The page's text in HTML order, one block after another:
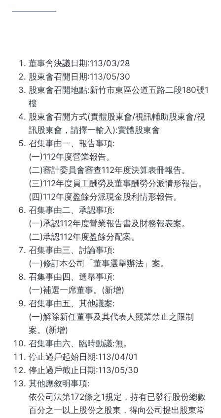
董事會決議日期:113/03/28
股東會召開日期:113/05/30
股東會召開地點:新竹市東區公道五路二段180號1
樓
股東會召開方式(實體股東會/視訊輔助股東會/視
訊股東會，請擇一輸入):實體股東會
召集事由一、報告事項:
(一)112年度營業報告。
(二)審計委員會審查112年度決算表冊報告。
(三)112年度員工酬勞及董事酬勞分派情形報告。
(四)112年度盈餘分派現金股利情形報告。
召集事由二、承認事項:
(一)承認112年度營業報告書及財務報表案。
(二)承認112年度盈餘分配案。
召集事由三、討論事項:
(一)修訂本公司「董事選舉辦法」案。
召集事由四、選舉事項:
(一)補選一席董事。(新增)
召集事由五、其他議案:
(一)解除新任董事及其代表人競業禁止之限制
案。(新增)
召集事由六、臨時動議:無。
停止過戶起始日期:113/04/01
停止過戶截止日期:113/05/30
其他應敘明事項:
依公司法第172條之1規定，持有已發行股份總數
百分之一以上股份之股東，得向公司提出股東常